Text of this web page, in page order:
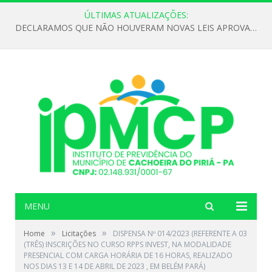
ÚLTIMAS ATUALIZAÇÕES:
DECLARAMOS QUE NÃO HOUVERAM NOVAS LEIS APROVADAS ATÉ O MOMENTO PARA O INSTITUTO DE PREVIDÊNCIA NO ANO DE 2026
MENU
Home » Licitações »
DISPENSA Nº 014/2023 (REFERENTE A 03
(TRÊS) INSCRIÇÕES NO CURSO RPPS INVEST, NA MODALIDADE
PRESENCIAL COM CARGA HORÁRIA DE 16 HORAS, REALIZADO
NOS DIAS 13 E 14 DE ABRIL DE 2023 , EM BELÉM PARÁ)